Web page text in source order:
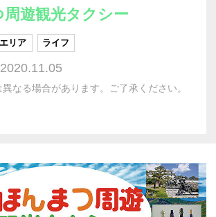
遊観光タクシー
リア ライフ
なる場合があります。ご了承ください。